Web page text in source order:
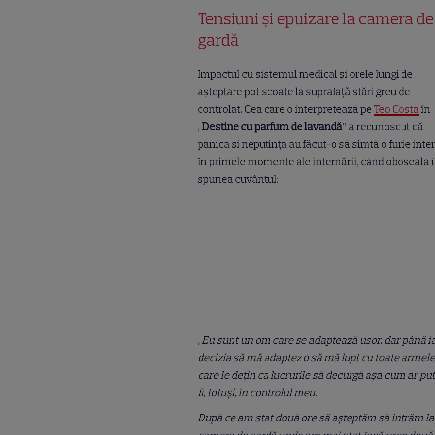
Tensiuni și epuizare la camera de
gardă
Impactul cu sistemul medical și orele lungi de
așteptare pot scoate la suprafață stări greu de
controlat. Cea care o interpretează pe Teo Costaîn
„Destine cu parfum de lavandă” a recunoscut că
panica și neputința au făcut-o să simtă o furie
în primele momente ale internării, când oboseala
spunea cuvântul:
„Eu sunt un om care se adaptează ușor, dar până
decizia să mă adaptez o să mă lupt cu toate
care le dețin ca lucrurile să decurgă așa cum ar
fi, totuși, în controlul meu.
După ce am stat două ore să așteptăm să intrăm la